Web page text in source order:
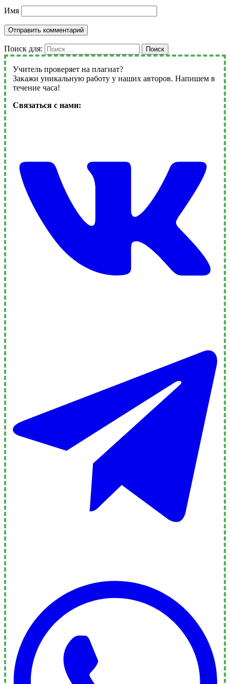
Имя
Поиск для: Поиск
Учитель проверяет на плагиат?
Закажи уникальную работу у наших авторов. Напишем в
течение часа!
Связаться с нами: